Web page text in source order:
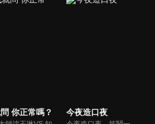
你正常嗎？ 今夜造口夜